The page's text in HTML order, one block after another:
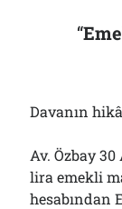
“
Davanın
Av. Özbay 30
lira emekli
hesabından